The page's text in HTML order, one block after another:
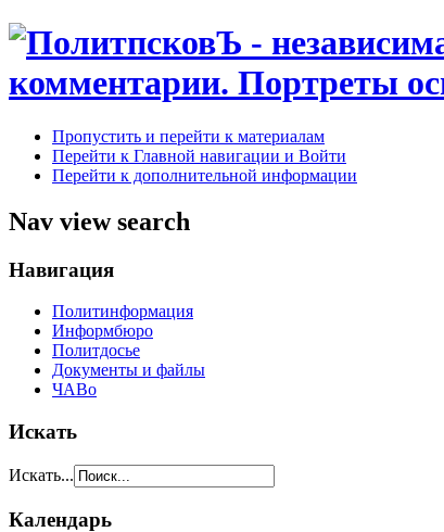
Пропустить и перейти к материалам
Перейти к Главной навигации и Войти
Перейти к дополнительной информации
Nav view search
Навигация
Политинформация
Информбюро
Политдосье
Документы и файлы
ЧАВо
Искать
Искать...
Календарь